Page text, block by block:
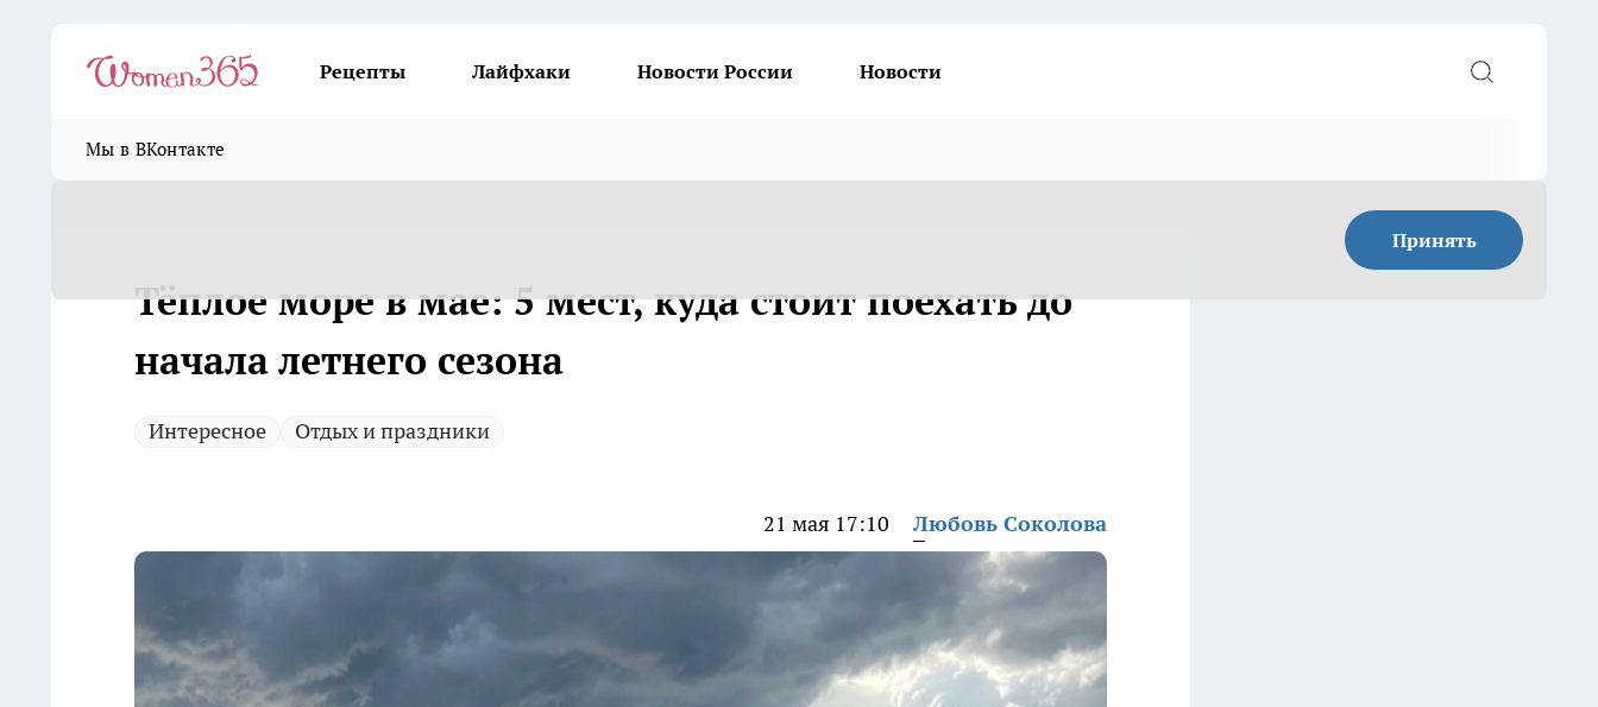
Рецепты Лайфхаки Новости России Новости
Мы в ВКонтакте
Принять
Тёплое море в мае: 5 мест, куда стоит поехать до
начала летнего сезона
Интересное Отдых и праздники
21 мая 17:10 Любовь Соколова